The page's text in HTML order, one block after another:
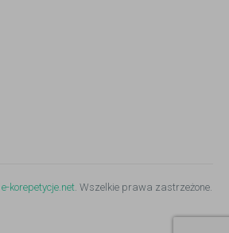
e-korepetycje.net. Wszelkie prawa zastrzeżone.